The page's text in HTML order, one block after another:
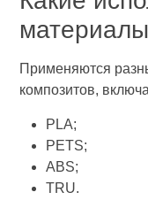
материалы
Применяются
композитов,
PLA;
PETS;
ABS;
TRU.